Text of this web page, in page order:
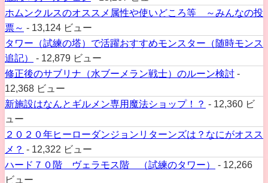
ホムンクルスのオススメ属性や使いどころ等 ～みんなの投
票～ - 13,124 ビュー
タワー（試練の塔）で活躍おすすめモンスター（随時モンス
追記）
- 12,879 ビュー
修正後のサブリナ（水ブーメラン戦士）のルーン検討 -
12,368 ビュー
新施設はなんとギルメン専用魔法ショップ！？ - 12,360 ビ
ュー
２０２０年ヒーローダンジョンリターンズは？なにがオスス
メ？ - 12,322 ビュー
ハード７０階 ヴェラモス階 （試練のタワー）
- 12,266
ビュー